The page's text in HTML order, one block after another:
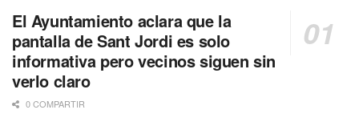
El Ayuntamiento aclara que la
pantalla de Sant Jordi es solo
informativa pero vecinos siguen sin
verlo claro
0 COMPARTIR